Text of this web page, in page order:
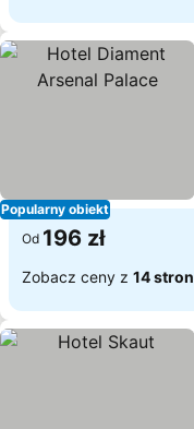
Popularny obiekt
Od 196 zł
Zobacz ceny z 14 stron